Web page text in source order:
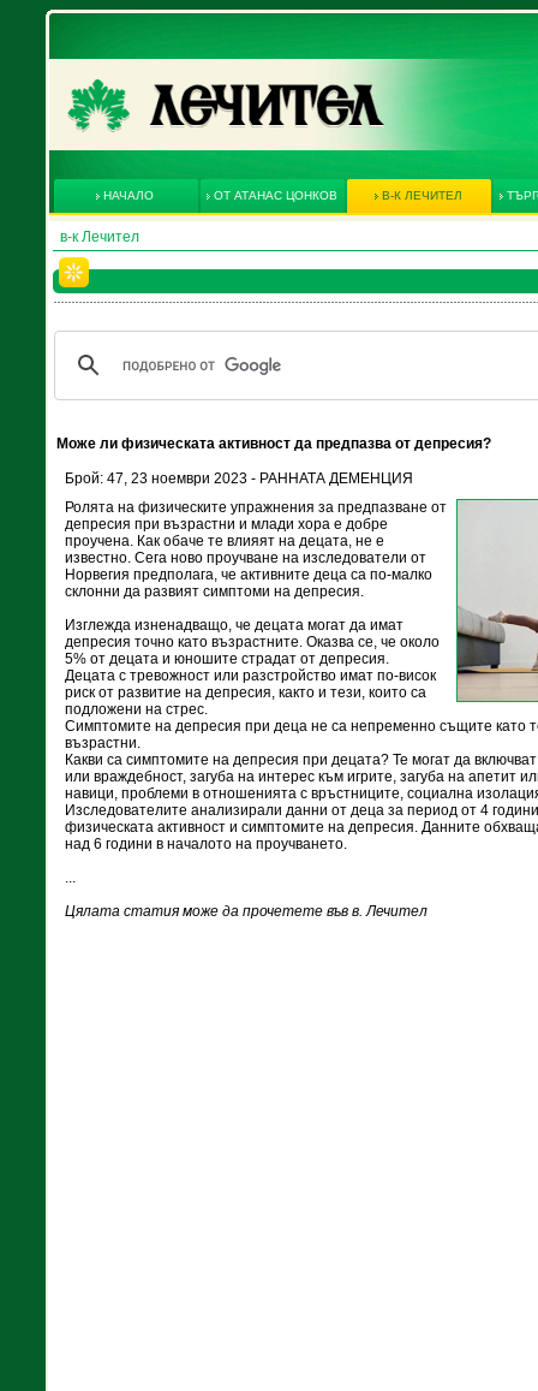
НАЧАЛО ОТ АТАНАС ЦОНКОВ В-К ЛЕЧИТЕЛ
в-к Лечител
Може ли физическата активност да предпазва от депресия?
Брой: 47, 23 ноември 2023 - РАННАТА ДЕМЕНЦИЯ
Ролята на физическите упражнения за предпазване от
депресия при възрастни и млади хора е добре
проучена. Как обаче те влияят на децата, не е
известно. Сега ново проучване на изследователи от
Норвегия предполага, че активните деца са по-малко
склонни да развият симптоми на депресия.
Изглежда изненадващо, че децата могат да имат
депресия точно като възрастните. Оказва се, че около
5% от децата и юношите страдат от депресия.
Децата с тревожност или разстройство имат по-висок
риск от развитие на депресия, както и тези, които са
подложени на стрес.
Симптомите на депресия при деца не са непременно същите като
възрастни.
Какви са симптомите на депресия при децата? Те могат да
или враждебност, загуба на интерес към игрите, загуба на апетит
навици, проблеми в отношенията с връстниците, социална
Изследователите анализирали данни от деца за период от 4
физическата активност и симптомите на депресия. Данните
над 6 години в началото на проучването.
...
Цялата статия може да прочетете във в. Лечител